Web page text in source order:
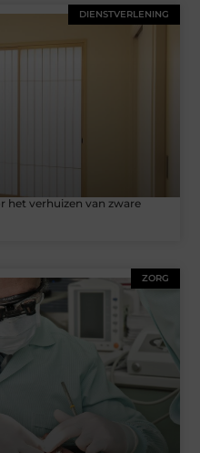
DIENSTVERLENING
het verhuizen van zware
ZORG